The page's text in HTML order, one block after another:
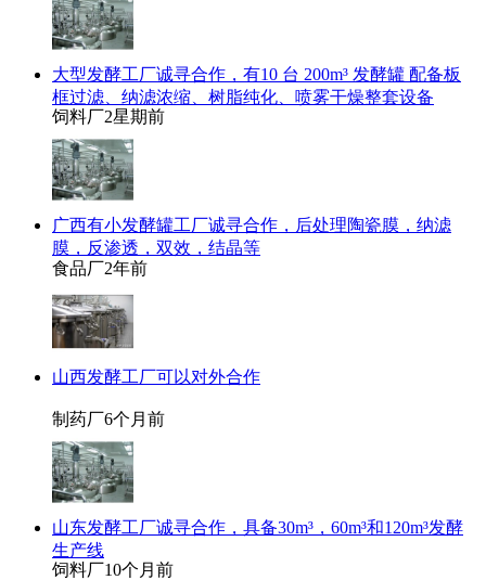
大型发酵工厂诚寻合作，有10 台 200m³ 发酵罐 配备板
框过滤、纳滤浓缩、树脂纯化、喷雾干燥整套设备
饲料厂2星期前
广西有小发酵罐工厂诚寻合作，后处理陶瓷膜，纳滤
膜，反渗透，双效，结晶等
食品厂2年前
山西发酵工厂可以对外合作
制药厂6个月前
山东发酵工厂诚寻合作，具备30m³，60m³和120m³发酵
生产线
饲料厂10个月前